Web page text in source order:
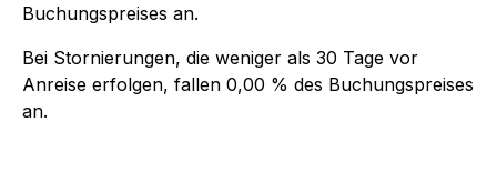
Buchungspreises an.
Bei Stornierungen, die weniger als 30 Tage vor
Anreise erfolgen, fallen 0,00 % des Buchungspreises
an.